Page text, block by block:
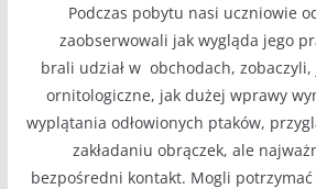
Podczas pobytu nasi uczniowie
zaobserwowali jak wygląda jego
brali udział w obchodach,
ornitologiczne, jak dużej wprawy
wyplątania odłowionych ptaków,
zakładaniu obrączek, ale
bezpośredni kontakt. Mogli